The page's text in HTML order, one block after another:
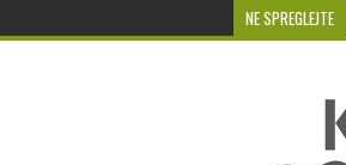
NE SPREGLEJTE